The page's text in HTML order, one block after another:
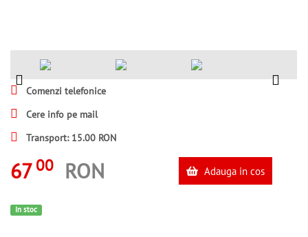
Comenzi telefonice
Cere info pe mail
Transport: 15.00 RON
67 00 RON Adauga in cos
In stoc